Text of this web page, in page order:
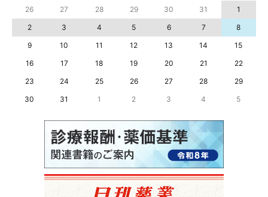
26 27 28 29 30 31
1
2
3 4 5 6 7
8
9
10 11 12 13 14
15
16
17 18 19 20 21
22
23
24 25 26 27 28
29
30
31 1 2 3 4 5